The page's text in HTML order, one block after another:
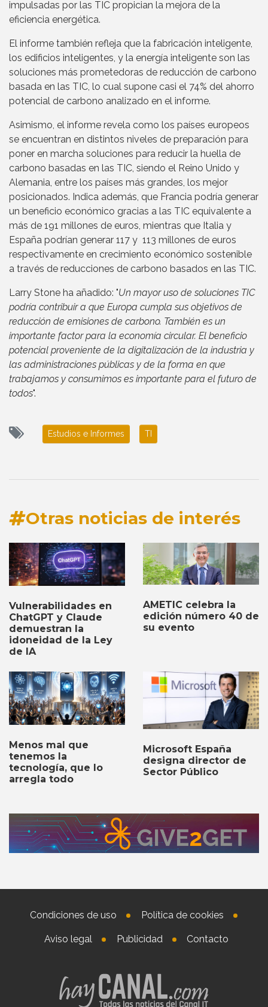
impulsadas por las TIC propician la mejora de la
eficiencia energética.
El informe también refleja que la fabricación inteligente,
los edificios inteligentes, y la energía inteligente son las
soluciones más prometedoras de reducción de carbono
basada en las TIC, lo cual supone casi el 74% del ahorro
potencial de carbono analizado en el informe.
Asimismo, el informe revela como los países europeos
se encuentran en distintos niveles de preparación para
poner en marcha soluciones para reducir la huella de
carbono basadas en las TIC, siendo el Reino Unido y
Alemania, entre los países más grandes, los mejor
posicionados. Indica además, que Francia podría generar
un beneficio económico gracias a las TIC equivalente a
más de 191 millones de euros, mientras que Italia y
España podrían generar 117 y 113 millones de euros
respectivamente en crecimiento económico sostenible
a través de reducciones de carbono basados en las TIC.
Larry Stone ha añadido: "Un mayor uso de soluciones TIC
podría contribuir a que Europa cumpla sus objetivos de
reducción de emisiones de carbono. También es un
importante factor para la economía circular. El beneficio
potencial proveniente de la digitalización de la industria y
las administraciones públicas y de la forma en que
trabajamos y consumimos es importante para el futuro de
todos".
Estudios e Informes TI
Otras noticias de interés
Vulnerabilidades en
ChatGPT y Claude
demuestran la
idoneidad de la Ley
de IA
AMETIC celebra la
edición número 40 de
su evento
Menos mal que
tenemos la
tecnología, que lo
arregla todo
Microsoft España
designa director de
Sector Público
Condiciones de uso Política de cookies
Aviso legal Publicidad Contacto